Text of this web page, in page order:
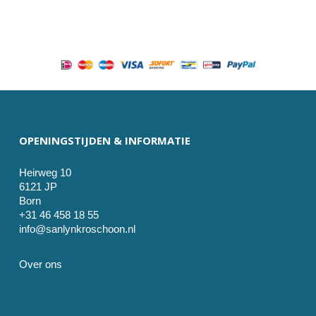
OPENINGSTIJDEN & INFORMATIE
Heirweg 10
6121 JP
Born
+31 46 458 18 55
info@sanlynkroschoon.nl
Over ons